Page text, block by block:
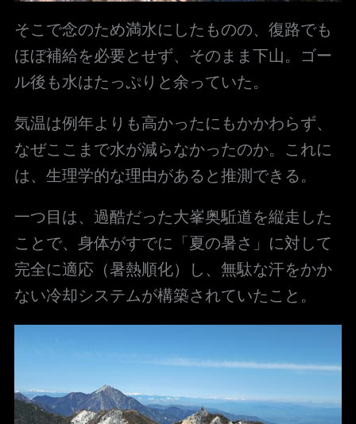
そこで念のため満水にしたものの、復路でも
ほぼ補給を必要とせず、そのまま下山。ゴー
ル後も水はたっぷりと余っていた。
気温は例年よりも高かったにもかかわらず、
なぜここまで水が減らなかったのか。これに
は、生理学的な理由があると推測できる。
一つ目は、過酷だった大峯奥駈道を縦走した
ことで、身体がすでに「夏の暑さ」に対して
完全に適応（暑熱順化）し、無駄な汗をかか
ない冷却システムが構築されていたこと。